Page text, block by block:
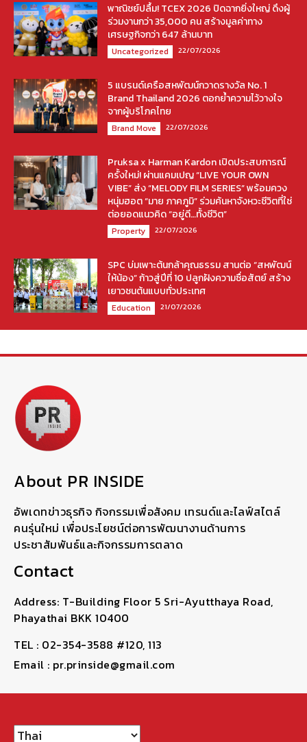
พาณิชย์ปลื้ม! TCEX 2026 ปิดฉากยิ่งใหญ่ ดึงผู้
ร่วมงานกว่า 35,000 คน สร้างมูลค่าทาง
เศรษฐกิจกว่า 647 ล้านบาท
Uncategorized 22/07/2026
5 แบรนด์เครือสหพัฒน์กวาดรางวัล No. 1
Brand Thailand 2026 ตอกย้ำความไว้วางใจ
จากผู้บริโภคไทย
Brand Move 22/07/2026
Pruksa x Harman Kardon เปิดประสบการณ์
ครั้งใหม่! ผ่านแคมเปญ “LIVE YOUR OWN
VIBE” ส่ง “MELODY FILM SERIES” พร้อมควง
หนุ่มฮอต “มาย ภาคภูมิ” ร่วมค้นหาจังหวะชีวิตที่ใช่
ต่อยอดแนวคิด “อยู่ดี…ทั้งชีวิต”
Property 22/07/2026
SPC บ่มเพาะต้นกล้าคุณธรรม สานต่อ “สหพัฒน์
ให้น้อง” ก้าวสู่ปีที่ 10 ปลูกฝังความซื่อสัตย์ สร้าง
เยาวชนต้นแบบทั่วประเทศ
Education 21/07/2026
About PR INSIDE
อัพเดทข่าวธุรกิจ กิจกรรมเพื่อสังคม เทรนด์และไลฟ์สไตล์
คนรุ่นใหม่ เพื่อประโยชน์ต่อการพัฒนางานด้านการ
ประชาสัมพันธ์และกิจกรรมการตลาด
Contact
Address: T-Building Floor 5 Sri-Ayutthaya Road,
Phayathai BKK 10400
TEL : 02-354-3588 #120, 113
Email : pr.prinside@gmail.com